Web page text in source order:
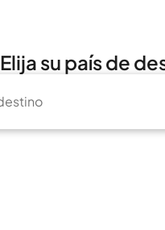
Elija su país de